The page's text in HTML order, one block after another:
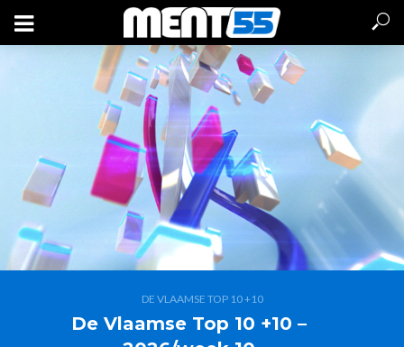
DE VLAAMSE TOP 10 +10
De Vlaamse Top 10 +10 –